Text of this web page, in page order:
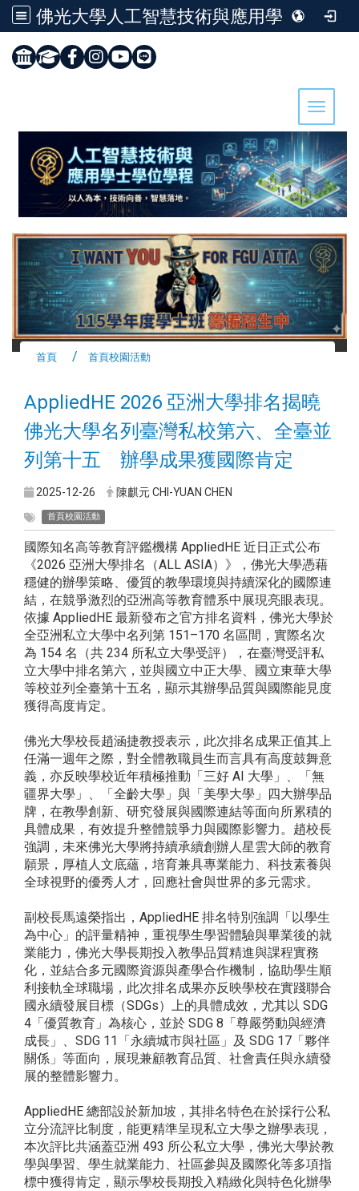
佛光大學人工智慧技術與應用學士學位學程
Toggle
首頁 首頁校園活動
AppliedHE 2026 亞洲大學排名揭曉
佛光大學名列臺灣私校第六、全臺並
列第十五 辦學成果獲國際肯定
2025-12-26 陳麒元 CHI-YUAN CHEN
首頁校園活動
國際知名高等教育評鑑機構 AppliedHE 近日正式公布
《2026 亞洲大學排名（ALL ASIA）》，佛光大學憑藉
穩健的辦學策略、優質的教學環境與持續深化的國際連
結，在競爭激烈的亞洲高等教育體系中展現亮眼表現。
依據 AppliedHE 最新發布之官方排名資料，佛光大學於
全亞洲私立大學中名列第 151–170 名區間，實際名次
為 154 名（共 234 所私立大學受評），在臺灣受評私
立大學中排名第六，並與國立中正大學、國立東華大學
等校並列全臺第十五名，顯示其辦學品質與國際能見度
獲得高度肯定。
佛光大學校長趙涵捷教授表示，此次排名成果正值其上
任滿一週年之際，對全體教職員生而言具有高度鼓舞意
義，亦反映學校近年積極推動「三好 AI 大學」、「無
疆界大學」、「全齡大學」與「美學大學」四大辦學品
牌，在教學創新、研究發展與國際連結等面向所累積的
具體成果，有效提升整體競爭力與國際影響力。趙校長
強調，未來佛光大學將持續承續創辦人星雲大師的教育
願景，厚植人文底蘊，培育兼具專業能力、科技素養與
全球視野的優秀人才，回應社會與世界的多元需求。
副校長馬遠榮指出，AppliedHE 排名特別強調「以學生
為中心」的評量精神，重視學生學習體驗與畢業後的就
業能力，佛光大學長期投入教學品質精進與課程實務
化，並結合多元國際資源與產學合作機制，協助學生順
利接軌全球職場，此次排名成果亦反映學校在實踐聯合
國永續發展目標（SDGs）上的具體成效，尤其以 SDG
4「優質教育」為核心，並於 SDG 8「尊嚴勞動與經濟
成長」、SDG 11「永續城市與社區」及 SDG 17「夥伴
關係」等面向，展現兼顧教育品質、社會責任與永續發
展的整體影響力。
AppliedHE 總部設於新加坡，其排名特色在於採行公私
立分流評比制度，能更精準呈現私立大學之辦學表現，
本次評比共涵蓋亞洲 493 所公私立大學，佛光大學於教
學與學習、學生就業能力、社區參與及國際化等多項指
標中獲得肯定，顯示學校長期投入精緻化與特色化辦學